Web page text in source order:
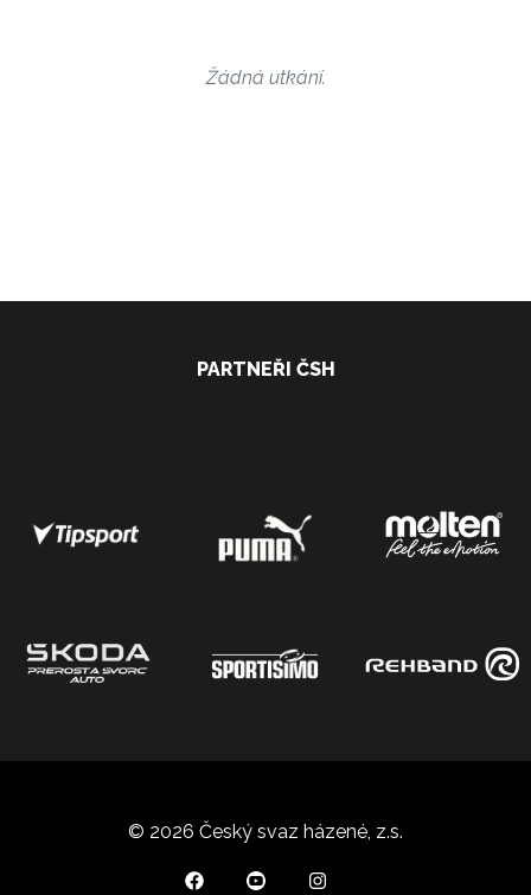
Žádná utkání.
PARTNEŘI ČSH
© 2026 Český svaz házené, z.s.